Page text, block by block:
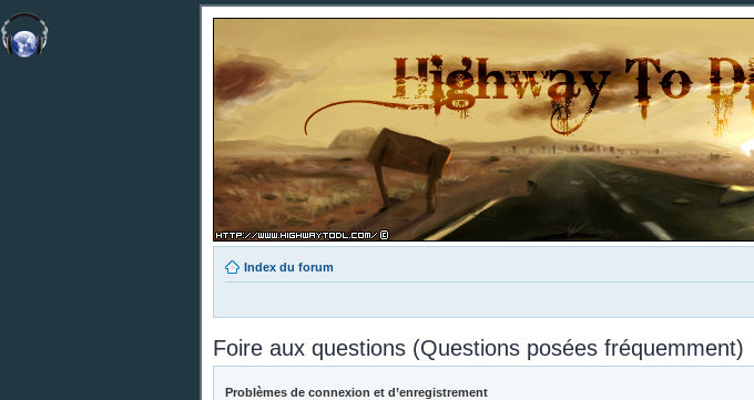
Index du forum
Foire aux questions (Questions posées fréquemment)
Problèmes de connexion et d’enregistrement